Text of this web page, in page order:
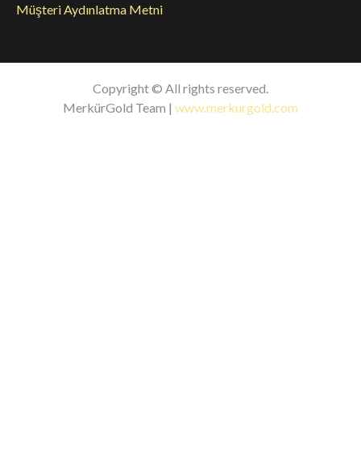
Müşteri Aydınlatma Metni
Copyright © All rights reserved.
MerkürGold Team | www.merkurgold.com